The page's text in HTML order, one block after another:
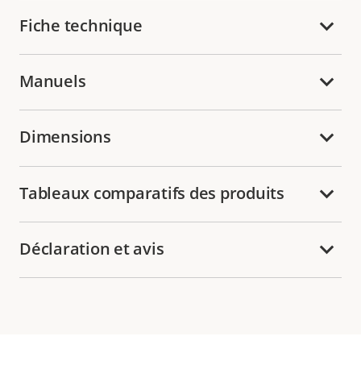
Fiche technique
Manuels
Dimensions
Tableaux comparatifs des produits
Déclaration et avis